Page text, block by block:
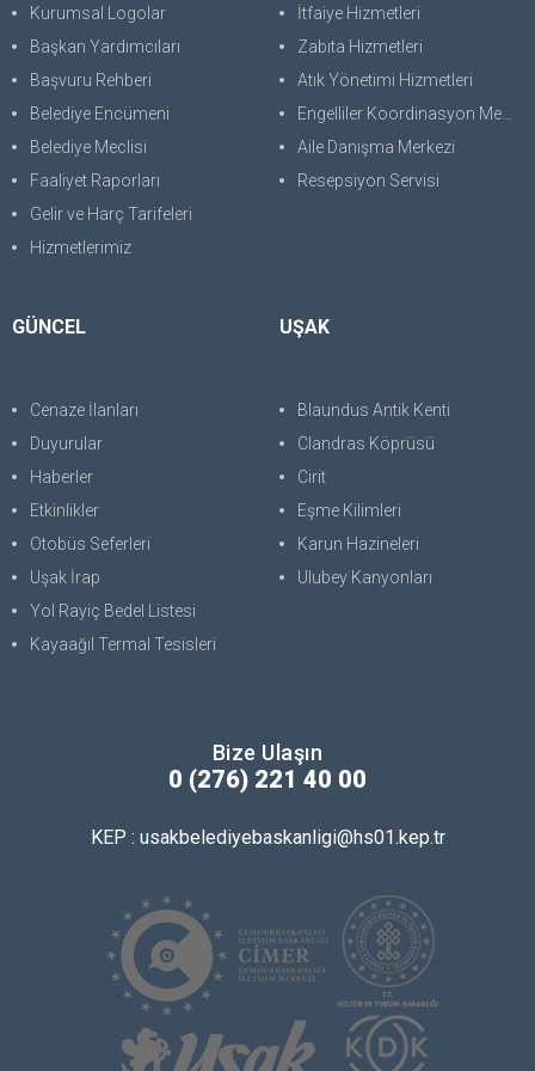
Kurumsal Logolar
Başkan Yardımcıları
Başvuru Rehberi
Belediye Encümeni
Belediye Meclisi
Faaliyet Raporları
Gelir ve Harç Tarifeleri
Hizmetlerimiz
İtfaiye Hizmetleri
Zabıta Hizmetleri
Atık Yönetimi Hizmetleri
Engelliler Koordinasyon Merkezi
Aile Danışma Merkezi
Resepsiyon Servisi
GÜNCEL
Cenaze İlanları
Duyurular
Haberler
Etkinlikler
Otobüs Seferleri
Uşak İrap
Yol Rayiç Bedel Listesi
Kayaağıl Termal Tesisleri
UŞAK
Blaundus Antik Kenti
Clandras Köprüsü
Cirit
Eşme Kilimleri
Karun Hazineleri
Ulubey Kanyonları
Bize Ulaşın
0 (276) 221 40 00
KEP : usakbelediyebaskanligi@hs01.kep.tr